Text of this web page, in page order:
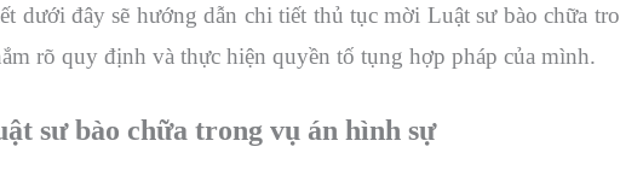
dưới đây sẽ hướng dẫn chi tiết thủ tục mời Luật sư bào chữa
rõ quy định và thực hiện quyền tố tụng hợp pháp của mình.
sư bào chữa trong vụ án hình sự